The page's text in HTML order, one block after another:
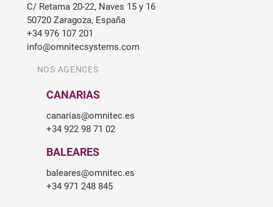
C/ Retama 20-22, Naves 15 y 16
50720 Zaragoza, España
+34 976 107 201
info@omnitecsystems.com
NOS AGENCES
CANARIAS
canarias@omnitec.es
+34 922 98 71 02
BALEARES
baleares@omnitec.es
+34 971 248 845